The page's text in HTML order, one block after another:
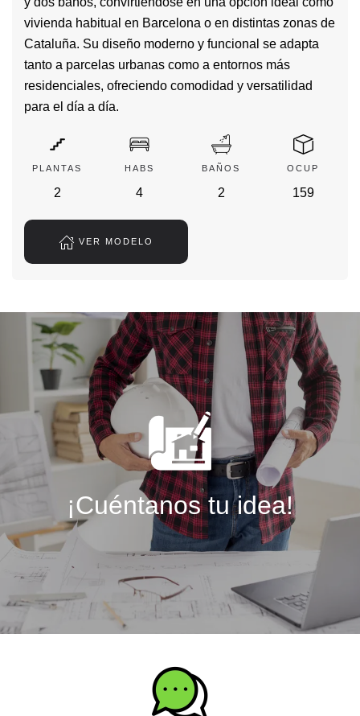
vivienda habitual en Barcelona o en distintas zonas de
Cataluña. Su diseño moderno y funcional se adapta
tanto a parcelas urbanas como a entornos más
residenciales, ofreciendo comodidad y versatilidad
para el día a día.
PLANTAS
2
HABS
4
BAÑOS
2
OCUP
159
VER MODELO
¡Cuéntanos tu idea!